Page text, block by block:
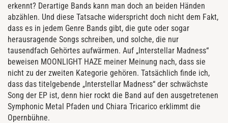
erkennt? Derartige Bands kann man doch an beiden Händen
abzählen. Und diese Tatsache widerspricht doch nicht dem Fakt,
dass es in jedem Genre Bands gibt, die gute oder sogar
herausragende Songs schreiben, und solche, die nur
tausendfach Gehörtes aufwärmen. Auf „Interstellar Madness“
beweisen MOONLIGHT HAZE meiner Meinung nach, dass sie
nicht zu der zweiten Kategorie gehören. Tatsächlich finde ich,
dass das titelgebende „Interstellar Madness“ der schwächste
Song der EP ist, denn hier rockt die Band auf den ausgetretenen
Symphonic Metal Pfaden und Chiara Tricarico erklimmt die
Opernbühne.